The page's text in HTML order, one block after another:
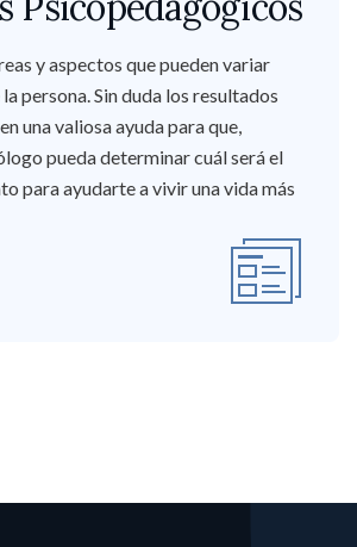
y aspectos que pueden variar
persona. Sin duda los resultados
una valiosa ayuda para que,
pueda determinar cuál será el
para ayudarte a vivir una vida más